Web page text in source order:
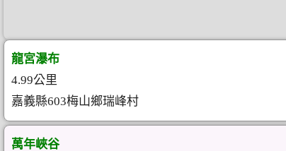
龍宮瀑布
4.99公里
嘉義縣603梅山鄉瑞峰村
萬年峽谷